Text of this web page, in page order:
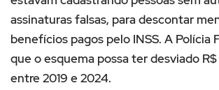
assinaturas falsas, para descontar
benefícios pagos pelo INSS. A Polícia
que o esquema possa ter desviado
entre 2019 e 2024.